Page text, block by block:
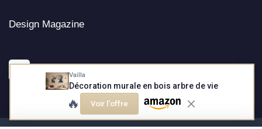
Vailla
Décoration murale en bois arbre de vie
🔥 Voir l'offre
Design Magazine